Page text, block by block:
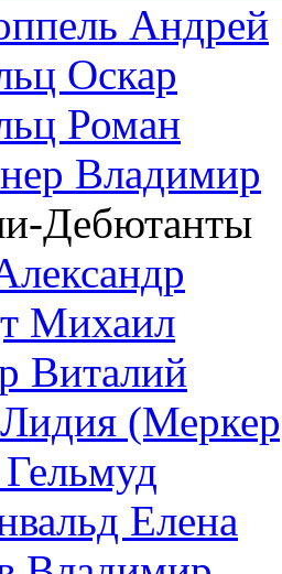
Андрей
Оскар
Роман
Владимир
Дебютанты
Михаил
Виталий
Елена